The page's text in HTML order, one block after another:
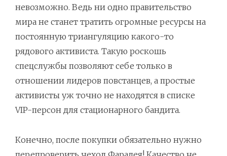
невозможно. Ведь ни одно правительство
мира не станет тратить огромные ресурсы на
постоянную триангуляцию какого-то
рядового активиста. Такую роскошь
спецслужбы позволяют себе только в
отношении лидеров повстанцев, а простые
активисты уж точно не находятся в списке
VIP-персон для стационарного бандита.
Конечно, после покупки обязательно нужно